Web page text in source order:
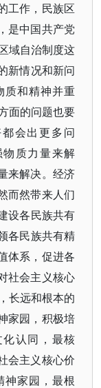
工作，民族区
是中国共产党
域自治制度这
新情况和新问
质和精神并重
面的问题也要
会出更多问
物质力量来解
来解决。经济
而然带来人们
设各民族共有
各民族共有精
体系，促进各
社会主义核心
长远和根本的
家园，积极培
化认同，最核
会主义核心价
神家园，最根